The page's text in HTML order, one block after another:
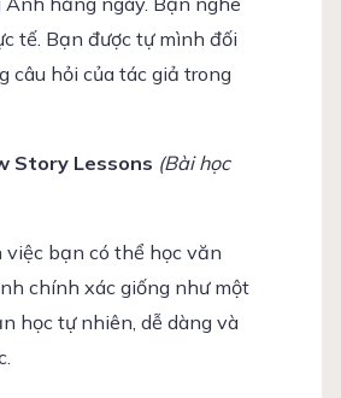
tế. Bạn được tự mình đối
câu hỏi của tác giả trong
Story Lessons (Bài học
việc bạn có thể học văn
chính xác giống như một
học tự nhiên, dễ dàng và